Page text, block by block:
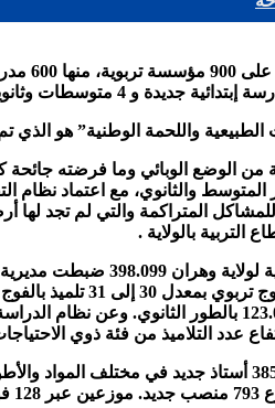
واللحمة الوطنية” هو الذي تم
من الوضع الوبائي وما فرضته
بالنسبة للطور المتوسط والثانوي،
المتراكمة والتي لم تجد لها
التربية بالولاية .
المنتظر أن يلتحق اليوم
2021-2022، حيث
202.254 تلميذ بالطور الإبتدائي و137.112
وفي تصريح لمسؤول القطاع بالولاية فقد أوضح أنه